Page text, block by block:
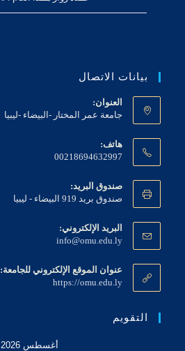
بيانات الاتصال
العنوان:
جامعة عمر المختار -البيضاء -ليبيا
هاتف:
00218694632997
صندوق البريد:
صندوق بريد 919 البيضاء - ليبيا
البريد الإلكتروني:
info@omu.edu.ly
Opens
your
application
عنوان الموقع الإلكتروني للجامعة:
https://omu.edu.ly
التقويم
أغسطس 2026